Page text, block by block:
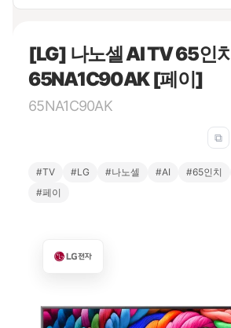
[LG] 나노셀 AI TV 65인치
65NA1C90AK [페이]
65NA1C90AK
⧉
#TV #LG #나노셀 #AI #65인치
#페이